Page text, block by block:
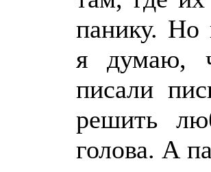
панику. Но
я думаю,
писали
решить
голова. А